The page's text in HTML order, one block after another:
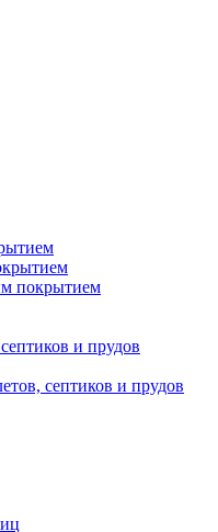
покрытием
и прудов
септиков и прудов